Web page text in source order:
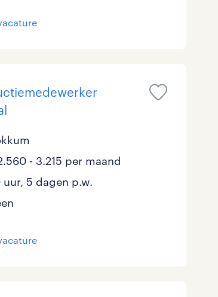
1
onderwijs
- 3.215 per maand
uur, 5 dagen p.w.